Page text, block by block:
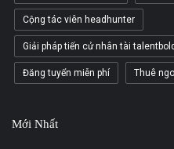
Cộng tác viên headhunter
Giải pháp tiến cử nhân tài
Đăng tuyển miễn phí Thuê
Mới Nhất